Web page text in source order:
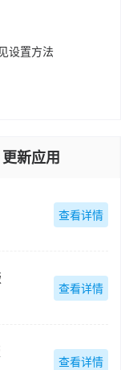
设置方法
更新应用
查看详情
查看详情
查看详情